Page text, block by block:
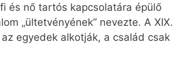
és nő tartós kapcsolatára épülő
„ültetvényének” nevezte. A XIX.
egyedek alkotják, a család csak